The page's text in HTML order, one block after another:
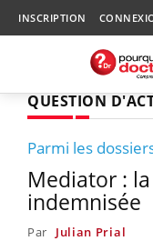
INSCRIPTION
QUESTION
Parmi les
Mediator :
indemnisée
Par Julian Prial